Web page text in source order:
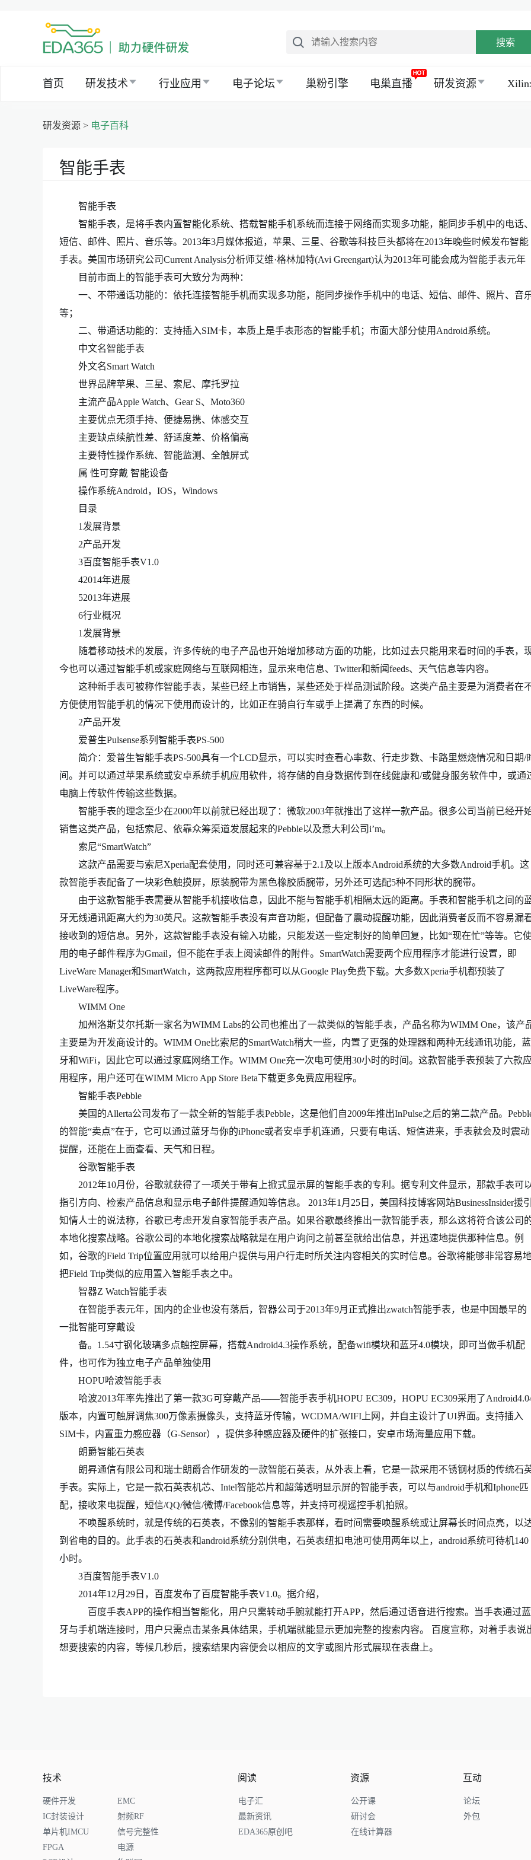
搜索
首页 研发技术 行业应用 电子论坛 巢粉引擎 电巢直播 研发资源
研发资源 > 电子百科
智能手表
智能手表
智能手表，是将手表内置智能化系统、搭载智能手机系统而连接于网络而实现多功能，能同步手机中的电话、
短信、邮件、照片、音乐等。2013年3月媒体报道，苹果、三星、谷歌等科技巨头都将在2013年晚些时候发布智能
手表。美国市场研究公司Current Analysis分析师艾维·格林加特(Avi Greengart)认为2013年可能会成为智能手表元年
目前市面上的智能手表可大致分为两种：
一、不带通话功能的：依托连接智能手机而实现多功能，能同步操作手机中的电话、短信、邮件、照片、音
等；
二、带通话功能的：支持插入SIM卡，本质上是手表形态的智能手机；市面大部分使用Android系统。
中文名智能手表
外文名Smart Watch
世界品牌苹果、三星、索尼、摩托罗拉
主流产品Apple Watch、Gear S、Moto360
主要优点无须手持、便捷易携、体感交互
主要缺点续航性差、舒适度差、价格偏高
主要特性操作系统、智能监测、全触屏式
属 性可穿戴 智能设备
操作系统Android，IOS，Windows
目录
1发展背景
2产品开发
3百度智能手表V1.0
42014年进展
52013年进展
6行业概况
1发展背景
随着移动技术的发展，许多传统的电子产品也开始增加移动方面的功能，比如过去只能用来看时间的手表，
今也可以通过智能手机或家庭网络与互联网相连，显示来电信息、Twitter和新闻feeds、天气信息等内容。
这种新手表可被称作智能手表，某些已经上市销售，某些还处于样品测试阶段。这类产品主要是为消费者在
方便使用智能手机的情况下使用而设计的，比如正在骑自行车或手上提满了东西的时候。
2产品开发
爱普生Pulsense系列智能手表PS-500
简介：爱普生智能手表PS-500具有一个LCD显示，可以实时查看心率数、行走步数、卡路里燃烧情况和日期/
间。并可以通过苹果系统或安卓系统手机应用软件，将存储的自身数据传到在线健康和/或健身服务软件中，或通
电脑上传软件传输这些数据。
智能手表的理念至少在2000年以前就已经出现了：微软2003年就推出了这样一款产品。很多公司当前已经开
销售这类产品，包括索尼、依靠众筹渠道发展起来的Pebble以及意大利公司i’m。
索尼“SmartWatch”
这款产品需要与索尼Xperia配套使用，同时还可兼容基于2.1及以上版本Android系统的大多数Android手机。这
款智能手表配备了一块彩色触摸屏，原装腕带为黑色橡胶质腕带，另外还可选配5种不同形状的腕带。
由于这款智能手表需要从智能手机接收信息，因此不能与智能手机相隔太远的距离。手表和智能手机之间的
牙无线通讯距离大约为30英尺。这款智能手表没有声音功能，但配备了震动提醒功能，因此消费者反而不容易漏
接收到的短信息。另外，这款智能手表没有输入功能，只能发送一些定制好的简单回复，比如“现在忙”等等。它
用的电子邮件程序为Gmail，但不能在手表上阅读邮件的附件。SmartWatch需要两个应用程序才能进行设置，即
LiveWare Manager和SmartWatch，这两款应用程序都可以从Google Play免费下载。大多数Xperia手机都预装了
LiveWare程序。
WIMM One
加州洛斯艾尔托斯一家名为WIMM Labs的公司也推出了一款类似的智能手表，产品名称为WIMM One，该产
主要是为开发商设计的。WIMM One比索尼的SmartWatch稍大一些，内置了更强的处理器和两种无线通讯功能，蓝
牙和WiFi，因此它可以通过家庭网络工作。WIMM One充一次电可使用30小时的时间。这款智能手表预装了六款应
用程序，用户还可在WIMM Micro App Store Beta下载更多免费应用程序。
智能手表Pebble
美国的Allerta公司发布了一款全新的智能手表Pebble，这是他们自2009年推出InPulse之后的第二款产品。
的智能“卖点”在于，它可以通过蓝牙与你的iPhone或者安卓手机连通，只要有电话、短信进来，手表就会及时震动
提醒，还能在上面查看、天气和日程。
谷歌智能手表
2012年10月份，谷歌就获得了一项关于带有上掀式显示屏的智能手表的专利。据专利文件显示，那款手表可
指引方向、检索产品信息和显示电子邮件提醒通知等信息。 2013年1月25日，美国科技博客网站BusinessInsider援引
知情人士的说法称，谷歌已考虑开发自家智能手表产品。如果谷歌最终推出一款智能手表，那么这将符合该公司
本地化搜索战略。谷歌公司的本地化搜索战略就是在用户询问之前甚至就给出信息，并迅速地提供那种信息。例
如，谷歌的Field Trip位置应用就可以给用户提供与用户行走时所关注内容相关的实时信息。谷歌将能够非常容易
把Field Trip类似的应用置入智能手表之中。
智器Z Watch智能手表
在智能手表元年，国内的企业也没有落后，智器公司于2013年9月正式推出zwatch智能手表，也是中国最早的
一批智能可穿戴设
备。1.54寸钢化玻璃多点触控屏幕，搭载Android4.3操作系统，配备wifi模块和蓝牙4.0模块，即可当做手机配
件，也可作为独立电子产品单独使用
HOPU哈波智能手表
哈波2013年率先推出了第一款3G可穿戴产品——智能手表手机HOPU EC309，HOPU EC309采用了
版本，内置可触屏调焦300万像素摄像头，支持蓝牙传输，WCDMA/WIFI上网，并自主设计了UI界面。支持插入
SIM卡，内置重力感应器（G-Sensor），提供多种感应器及硬件的扩张接口，安卓市场海量应用下载。
朗爵智能石英表
朗昇通信有限公司和瑞士朗爵合作研发的一款智能石英表，从外表上看，它是一款采用不锈钢材质的传统石
手表。实际上，它是一款石英表机芯、Intel智能芯片和超薄透明显示屏的智能手表，可以与android手机和Iphone匹
配，接收来电提醒，短信/QQ/微信/微博/Facebook信息等，并支持可视遥控手机拍照。
不唤醒系统时，就是传统的石英表，不像别的智能手表那样，看时间需要唤醒系统或让屏幕长时间点亮，以
到省电的目的。此手表的石英表和android系统分别供电，石英表纽扣电池可使用两年以上，android系统可待机140
小时。
3百度智能手表V1.0
2014年12月29日，百度发布了百度智能手表V1.0。据介绍，
百度手表APP的操作相当智能化，用户只需转动手腕就能打开APP，然后通过语音进行搜索。当手表通过蓝
牙与手机端连接时，用户只需点击某条具体结果，手机端就能显示更加完整的搜索内容。 百度宣称，对着手表说
想要搜索的内容，等候几秒后，搜索结果内容便会以相应的文字或图片形式展现在表盘上。
技术
硬件开发
EMC
IC封装设计
射频RF
单片机IMCU
信号完整性
FPGA
电源
阅读
电子汇
最新资讯
EDA365原创吧
资源
公开课
研讨会
在线计算器
互动
论坛
外包